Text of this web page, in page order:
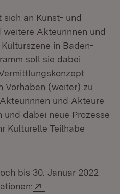
sich an Kunst- und
Akteurinnen und
in Baden-
soll sie dabei
Vorhaben (weiter) zu
und Akteure
und dabei neue Prozesse
Kulturelle Teilhabe
bis 30. Januar 2022